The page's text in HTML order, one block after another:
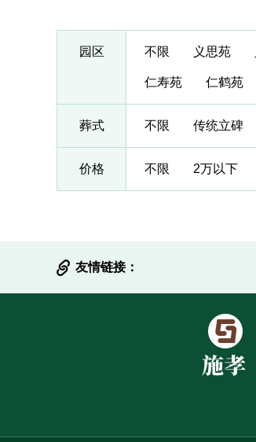
园区 不限 义思苑
仁寿苑 仁鹤苑
葬式 不限 传统立碑
价格 不限 2万以下
友情链接：